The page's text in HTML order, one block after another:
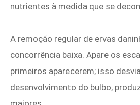
nutrientes à medida que se
A remoção regular de ervas
concorrência baixa. Apare os
primeiros aparecerem; isso
desenvolvimento do bulbo,